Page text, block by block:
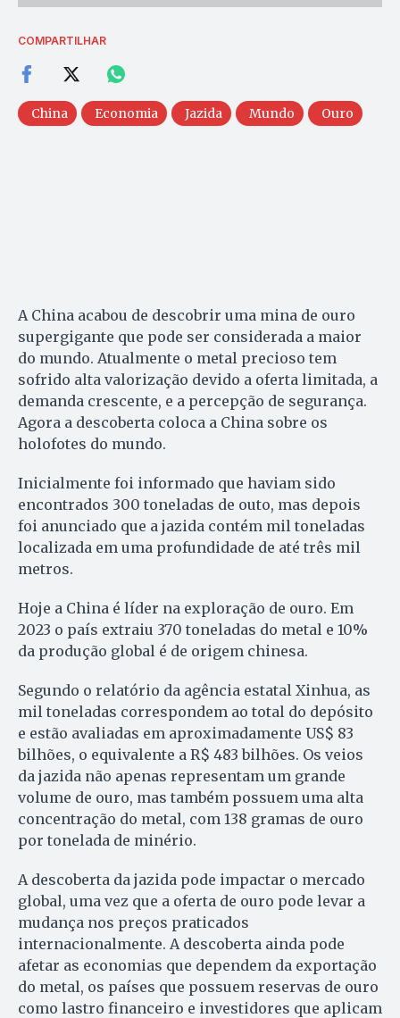
COMPARTILHAR
China Economia Jazida Mundo Ouro
A China acabou de descobrir uma mina de ouro
supergigante que pode ser considerada a maior
do mundo. Atualmente o metal precioso tem
sofrido alta valorização devido a oferta limitada, a
demanda crescente, e a percepção de segurança.
Agora a descoberta coloca a China sobre os
holofotes do mundo.
Inicialmente foi informado que haviam sido
encontrados 300 toneladas de outo, mas depois
foi anunciado que a jazida contém mil toneladas
localizada em uma profundidade de até três mil
metros.
Hoje a China é líder na exploração de ouro. Em
2023 o país extraiu 370 toneladas do metal e 10%
da produção global é de origem chinesa.
Segundo o relatório da agência estatal Xinhua, as
mil toneladas correspondem ao total do depósito
e estão avaliadas em aproximadamente US$ 83
bilhões, o equivalente a R$ 483 bilhões. Os veios
da jazida não apenas representam um grande
volume de ouro, mas também possuem uma alta
concentração do metal, com 138 gramas de ouro
por tonelada de minério.
A descoberta da jazida pode impactar o mercado
global, uma vez que a oferta de ouro pode levar a
mudança nos preços praticados
internacionalmente. A descoberta ainda pode
afetar as economias que dependem da exportação
do metal, os países que possuem reservas de ouro
como lastro financeiro e investidores que aplicam